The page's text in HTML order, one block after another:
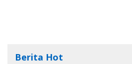
Berita Hot